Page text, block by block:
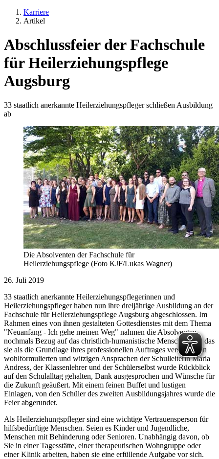
Karriere
Artikel
Abschlussfeier der Fachschule
für Heilerziehungspflege
Augsburg
33 staatlich anerkannte Heilerziehungspfleger schließen Ausbildung
ab
Die Absolventen der Fachschule für
Heilerziehungspflege (Foto KJF/Lukas Wagner)
26. Juli 2019
33 staatlich anerkannte Heilerziehungspflegerinnen und
Heilerziehungspfleger haben nun ihre dreijährige Ausbildung an der
Fachschule für Heilerziehungspflege Augsburg abgeschlossen. Im
Rahmen eines von ihnen gestalteten Gottesdienstes mit dem Thema
"Neuanfang - Ich gehe meinen Weg" nahmen die Absolventen
nochmals Bezug auf das christlich-humanistische Menschenbild, das
sie als die Grundlage ihres professionellen Auftrages verstehen. In
wohlformulierten und witzigen Ansprachen der Schulleiterin Maria
Andress, der Klassenlehrer und der Schülerselbst wurde Rückblick
auf den Schulalltag gehalten, Dank ausgesprochen und Wünsche für
die Zukunft geäußert. Mit einem feinen Buffet und lustigen
Einlagen, von den Schüler des zweiten Ausbildungsjahres wurde die
Feier abgerundet.
Als Heilerziehungspfleger sind eine wichtige Vertrauensperson für
hilfsbedürftige Menschen. Seien es Kinder und Jugendliche,
Menschen mit Behinderung oder Senioren. Unabhängig davon, ob
Sie in einer Tagesstätte, einer therapeutischen Wohngruppe oder
einer Klinik arbeiten, haben sie eine erfüllende Aufgabe vor sich.